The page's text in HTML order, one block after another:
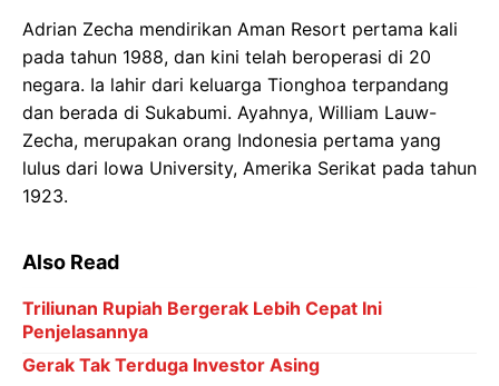
Also Read
Triliunan Rupiah Bergerak Lebih Cepat Ini
Penjelasannya
Gerak Tak Terduga Investor Asing
Pekan Krusial Bank Indonesia
Dunia
berlangsung selamanya. Pada periode 1956-1957,